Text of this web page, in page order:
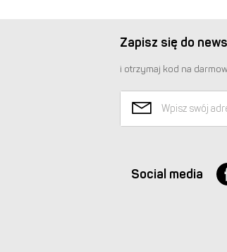
Zapisz się do
i otrzymaj kod na
Social media